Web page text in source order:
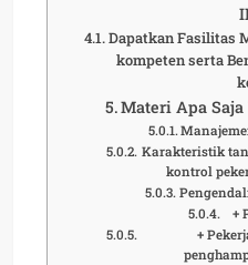
Dapatkan Fasilitas
kompeten serta
Materi Apa
Karakteristik
kontrol
+
+